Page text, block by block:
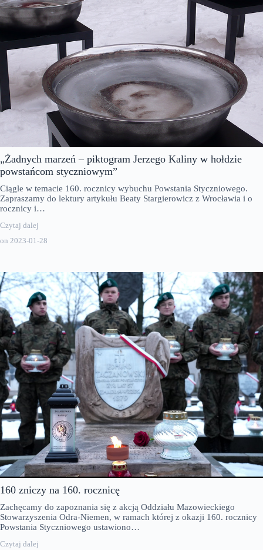
„Żadnych marzeń – piktogram Jerzego Kaliny w hołdzie
powstańcom styczniowym”
on 2023-01-28
Ciągle w temacie 160. rocznicy wybuchu Powstania Styczniowego.
Zapraszamy do lektury artykułu Beaty Stargierowicz z Wrocławia i o
rocznicy i…
Czytaj dalej
160 zniczy na 160. rocznicę
Zachęcamy do zapoznania się z akcją Oddziału Mazowieckiego
Stowarzyszenia Odra-Niemen, w ramach której z okazji 160. rocznicy
Powstania Styczniowego ustawiono…
Czytaj dalej